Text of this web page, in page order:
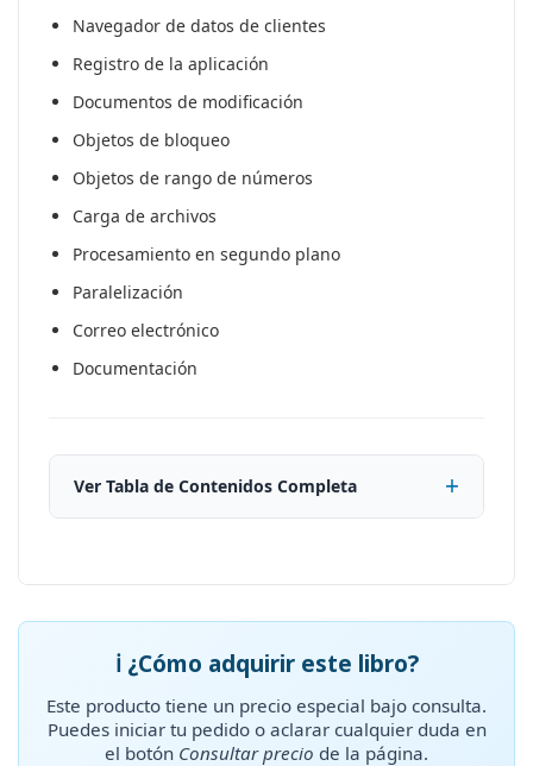
Navegador de datos de clientes
Registro de la aplicación
Documentos de modificación
Objetos de bloqueo
Objetos de rango de números
Carga de archivos
Procesamiento en segundo plano
Paralelización
Correo electrónico
Documentación
Ver Tabla de Contenidos Completa
ℹ️ ¿Cómo adquirir este libro?
Este producto tiene un precio especial bajo consulta.
Puedes iniciar tu pedido o aclarar cualquier duda en
el botón Consultar precio de la página.